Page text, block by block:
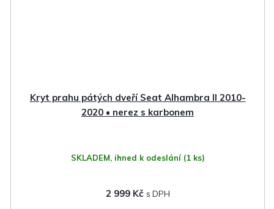
Kryt prahu pátých dveří Seat Alhambra II 2010-
2020 • nerez s karbonem
SKLADEM, ihned k odeslání (1 ks)
2 999 Kč